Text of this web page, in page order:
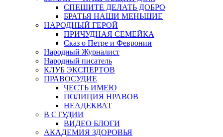
СПЕШИТЕ ДЕЛАТЬ ДОБРО
БРАТЬЯ НАШИ МЕНЬШИЕ
НАРОДНЫЙ ГЕРОЙ
ПРИЧУДНАЯ СЕМЕЙКА
Сказ о Петре и Февронии
Народный Журналист
Народный писатель
КЛУБ ЭКСПЕРТОВ
ПРАВОСУДИЕ
ЧЕСТЬ ИМЕЮ
ПОЛИЦИЯ НРАВОВ
НЕАДЕКВАТ
В СТУДИИ
ВИДЕО БЛОГИ
АКАДЕМИЯ ЗДОРОВЬЯ